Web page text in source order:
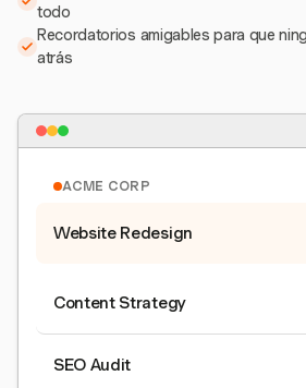
todo
Recordatorios amigables para que
atrás
ACME CORP
Website Redesign
Content Strategy
SEO Audit